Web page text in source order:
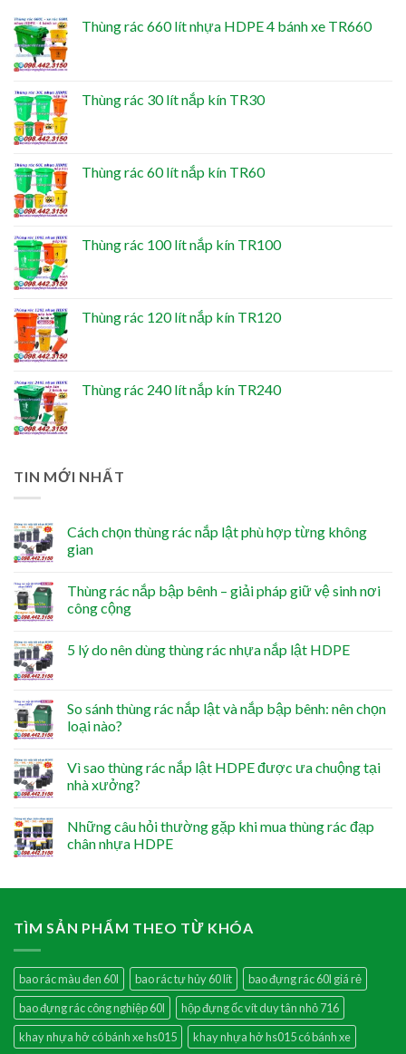
Thùng rác 660 lít nhựa HDPE 4 bánh xe TR660
Thùng rác 30 lít nắp kín TR30
Thùng rác 60 lít nắp kín TR60
Thùng rác 100 lít nắp kín TR100
Thùng rác 120 lít nắp kín TR120
Thùng rác 240 lít nắp kín TR240
TIN MỚI NHẤT
Cách chọn thùng rác nắp lật phù hợp từng không
gian
Thùng rác nắp bập bênh – giải pháp giữ vệ sinh nơi
công cộng
5 lý do nên dùng thùng rác nhựa nắp lật HDPE
So sánh thùng rác nắp lật và nắp bập bênh: nên chọn
loại nào?
Vì sao thùng rác nắp lật HDPE được ưa chuộng tại
nhà xưởng?
Những câu hỏi thường gặp khi mua thùng rác đạp
chân nhựa HDPE
TÌM SẢN PHẨM THEO TỪ KHÓA
bao rác màu đen 60l bao rác tự hủy 60 lít
bao đựng rác 60l giá rẻ
bao đựng rác công nghiệp 60l
hộp đựng ốc vít duy tân nhỏ 716
khay nhựa hở có bánh xe hs015
khay nhựa hở hs015 có bánh xe